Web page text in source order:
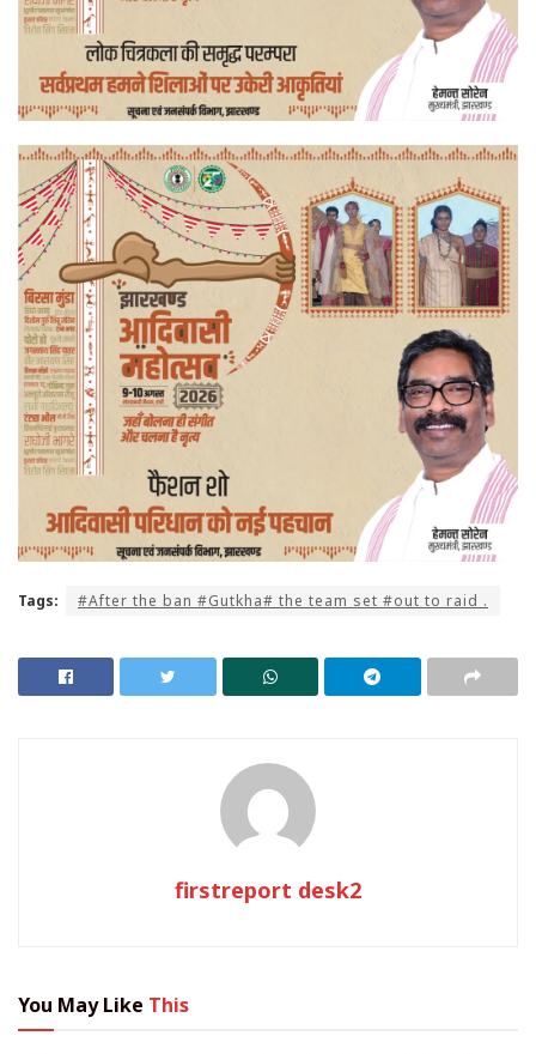
Tags: #After the ban #Gutkha# the team set #out to raid .
firstreport desk2
You May Like This